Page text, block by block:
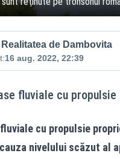
Realitatea de Dambovita
16 aug. 2022, 22:39
fluviale cu
cu propulsie
nivelului scăzut al